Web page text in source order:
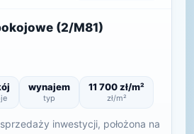
(2/M81)
wynajem
typ
11 700 zł/m²
zł/m²
inwestycji, położona na